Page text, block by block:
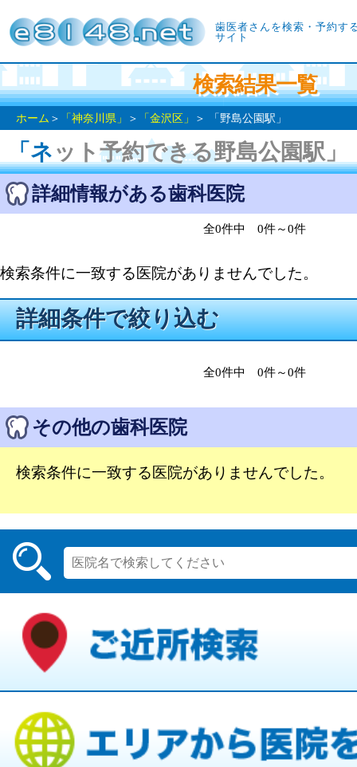
歯医者さんを検索・予約す
サイト
検索結果一覧
ホーム ＞ 「神奈川県」 ＞ 「金沢区」 ＞ 「野島公園駅」
「ネット予約できる野島公園駅」
詳細情報がある歯科医院
全0件中 0件～0件
検索条件に一致する医院がありませんでした。
詳細条件で絞り込む
全0件中 0件～0件
その他の歯科医院
検索条件に一致する医院がありませんでした。